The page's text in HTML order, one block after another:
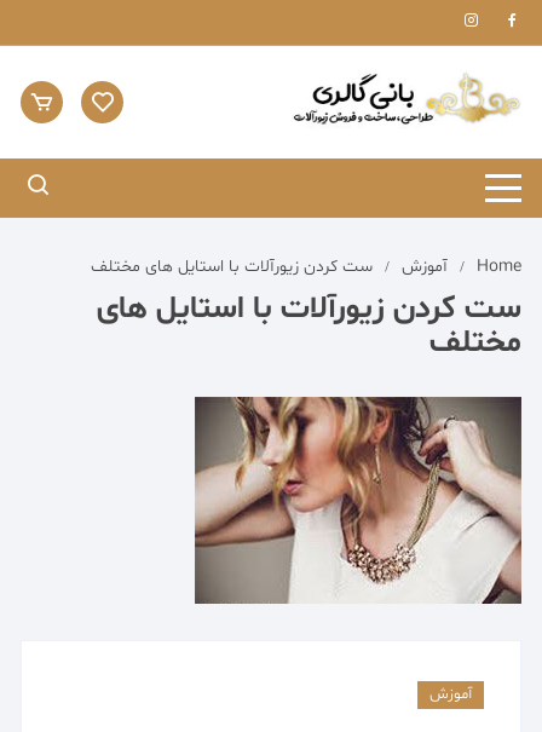
Home آموزش ست کردن زیورآلات با استایل های مختلف
ست کردن زیورآلات با استایل های
مختلف
آموزش